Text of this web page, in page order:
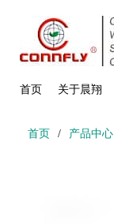
首页 关于晨翔
首页 / 产品中心